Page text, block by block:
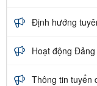
Định hướng
Hoạt động
Thông tin tuyển